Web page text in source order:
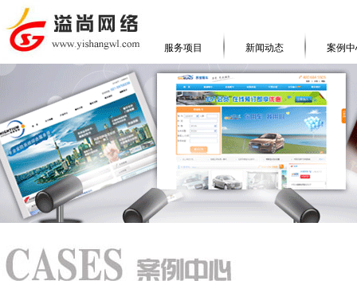
服务项目 新闻动态 案例